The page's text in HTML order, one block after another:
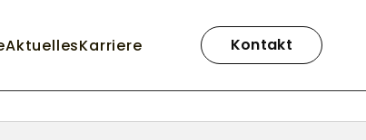
überspringen
AktuellesKarriere Kontakt